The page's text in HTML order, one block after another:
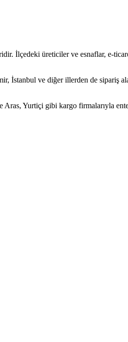
İlçedeki üreticiler ve esnaflar, e-
İstanbul ve diğer illerden de sipariş
Yurtiçi gibi kargo firmalarıyla